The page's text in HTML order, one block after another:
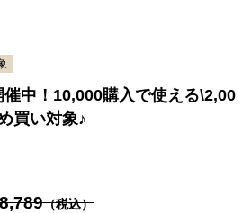
中！10,000購入で使える\2,00
買い対象♪
（税込）